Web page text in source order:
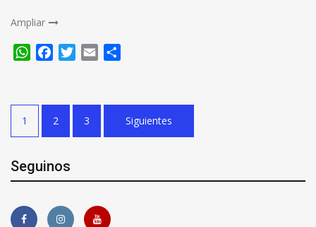
Ampliar
WhatsApp
FacebookTwitter
Email
Paginación
de
entradas
1 2 3 Siguientes
Seguinos